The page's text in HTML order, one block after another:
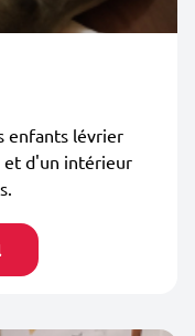
enfants lévrier
et d'un intérieur